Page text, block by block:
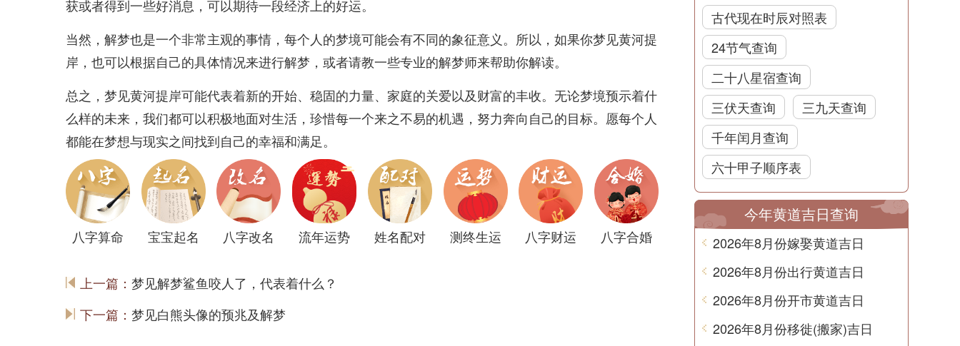
获或者得到一些好消息，可以期待一段经济上的好运。
当然，解梦也是一个非常主观的事情，每个人的梦境可能会有不同的象征意义。所以，如果你梦见黄河提
岸，也可以根据自己的具体情况来进行解梦，或者请教一些专业的解梦师来帮助你解读。
总之，梦见黄河提岸可能代表着新的开始、稳固的力量、家庭的关爱以及财富的丰收。无论梦境预示着什
么样的未来，我们都可以积极地面对生活，珍惜每一个来之不易的机遇，努力奔向自己的目标。愿每个人
都能在梦想与现实之间找到自己的幸福和满足。
八字算命 宝宝起名 八字改名 流年运势 姓名配对 测终生运 八字财运 八字合婚
上一篇： 梦见解梦鲨鱼咬人了，代表着什么？
下一篇： 梦见白熊头像的预兆及解梦
古代现在时辰对照表
24节气查询
二十八星宿查询
三伏天查询
三九天查询
千年闰月查询
六十甲子顺序表
今年黄道吉日查询
2026年8月份嫁娶黄道吉日
2026年8月份出行黄道吉日
2026年8月份开市黄道吉日
2026年8月份移徙(搬家)吉日